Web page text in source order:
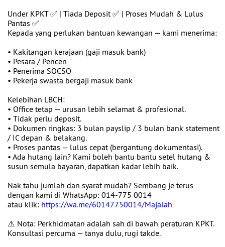
Under KPKT ✅ | Tiada Deposit ✅ | Proses Mudah & Lulus
Pantas ✅
Kepada yang perlukan bantuan kewangan — kami menerima:
• Kakitangan kerajaan (gaji masuk bank)
• Pesara / Pencen
• Penerima SOCSO
• Pekerja swasta bergaji masuk bank
Kelebihan LBCH:
• Office tetap — urusan lebih selamat & profesional.
• Tidak perlu deposit.
• Dokumen ringkas: 3 bulan payslip / 3 bulan bank statement
/ IC depan & belakang.
• Proses pantas — lulus cepat (bergantung dokumentasi).
• Ada hutang lain? Kami boleh bantu bantu setel hutang &
susun semula bayaran, dapatkan kadar lebih baik.
Nak tahu jumlah dan syarat mudah? Sembang je terus
dengan kami di WhatsApp: 014-775 0014
atau klik: https://wa.me/60147750014/Majalah
⚠️ Nota: Perkhidmatan adalah sah di bawah peraturan KPKT.
Konsultasi percuma — tanya dulu, rugi takde.